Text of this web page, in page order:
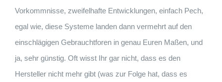
Vorkommnisse, zweifelhafte Entwicklungen, einfach Pech,
egal wie, diese Systeme landen dann vermehrt auf den
einschlägigen Gebrauchtforen in genau Euren Maßen, und
ja, sehr günstig. Oft wisst Ihr gar nicht, dass es den
Hersteller nicht mehr gibt (was zur Folge hat, dass es